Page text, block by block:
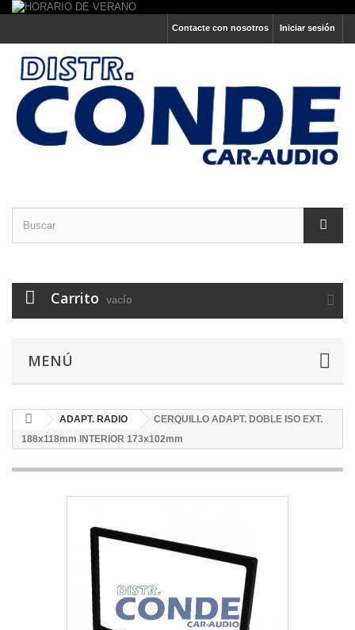
Iniciar sesión
Contacte con nosotros
Carrito vacío
MENÚ
ADAPT. RADIO
CERQUILLO ADAPT. DOBLE ISO EXT.
188x118mm INTERIOR 173x102mm